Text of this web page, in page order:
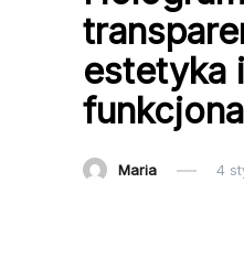
estetyka i
Maria 4